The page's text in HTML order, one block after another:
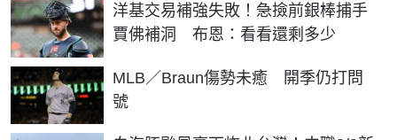
洋基交易補強失敗！急撿前銀棒捕手
賈佛補洞 布恩：看看還剩多少
MLB／Braun傷勢未癒 開季仍打問
號